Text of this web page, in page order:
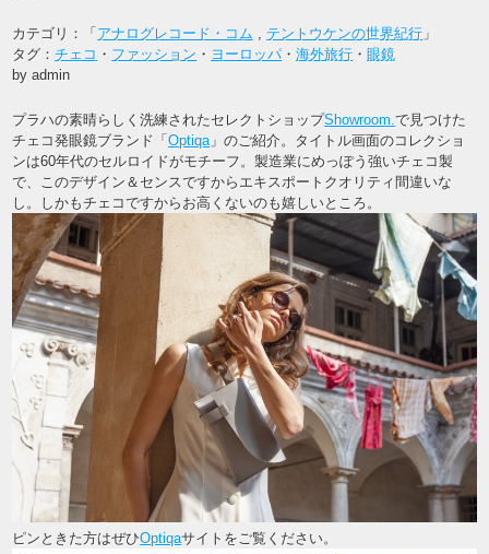
カテゴリ：「 アナログレコード・コム , テントウケンの世界紀行 」
タグ：チェコ ・ ファッション ・ ヨーロッパ・海外旅行 ・ 眼鏡
by admin
プラハの素晴らしく洗練されたセレクトショップShowroom.で見つけた
チェコ発眼鏡ブランド「Optiqa 」のご紹介。タイトル画面のコレクショ
ンは60年代のセルロイドがモチーフ。製造業にめっぽう強いチェコ製
で、このデザイン＆センスですからエキスポートクオリティ間違いな
し。しかもチェコですからお高くないのも嬉しいところ。
ピンときた方はぜひOptiqaサイトをご覧ください。